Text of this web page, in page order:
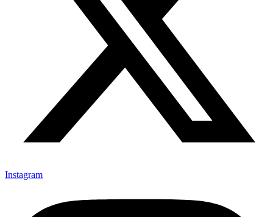
Instagram